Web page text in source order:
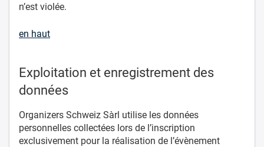
n’est violée.
en haut
Exploitation et enregistrement des
données
Organizers Schweiz Sàrl utilise les données
personnelles collectées lors de l’inscription
exclusivement pour la réalisation de l’évènement